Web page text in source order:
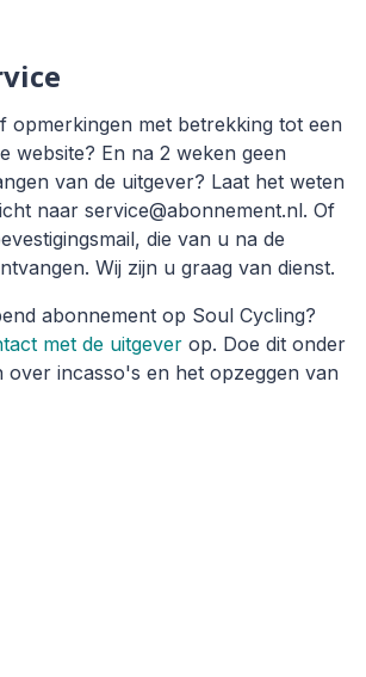
opmerkingen met betrekking tot een
website? En na 2 weken geen
van de uitgever? Laat het weten
naar service@abonnement.nl. Of
die van u na de
Wij zijn u graag van dienst.
abonnement op Soul Cycling?
met de uitgever op. Doe dit onder
over incasso's en het opzeggen van